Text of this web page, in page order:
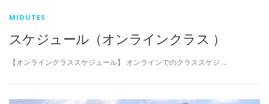
MIDUTES
スケジュール（オンラインクラス ）
【オンラインクラススケジュール】 オンラインでのクラススケジ …